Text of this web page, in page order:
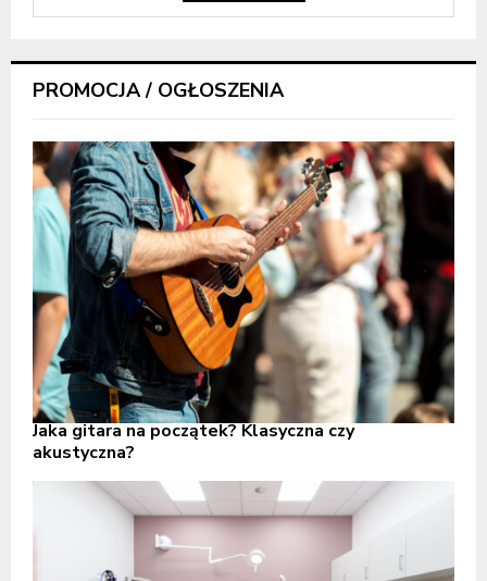
PROMOCJA / OGŁOSZENIA
Jaka gitara na początek? Klasyczna czy
akustyczna?